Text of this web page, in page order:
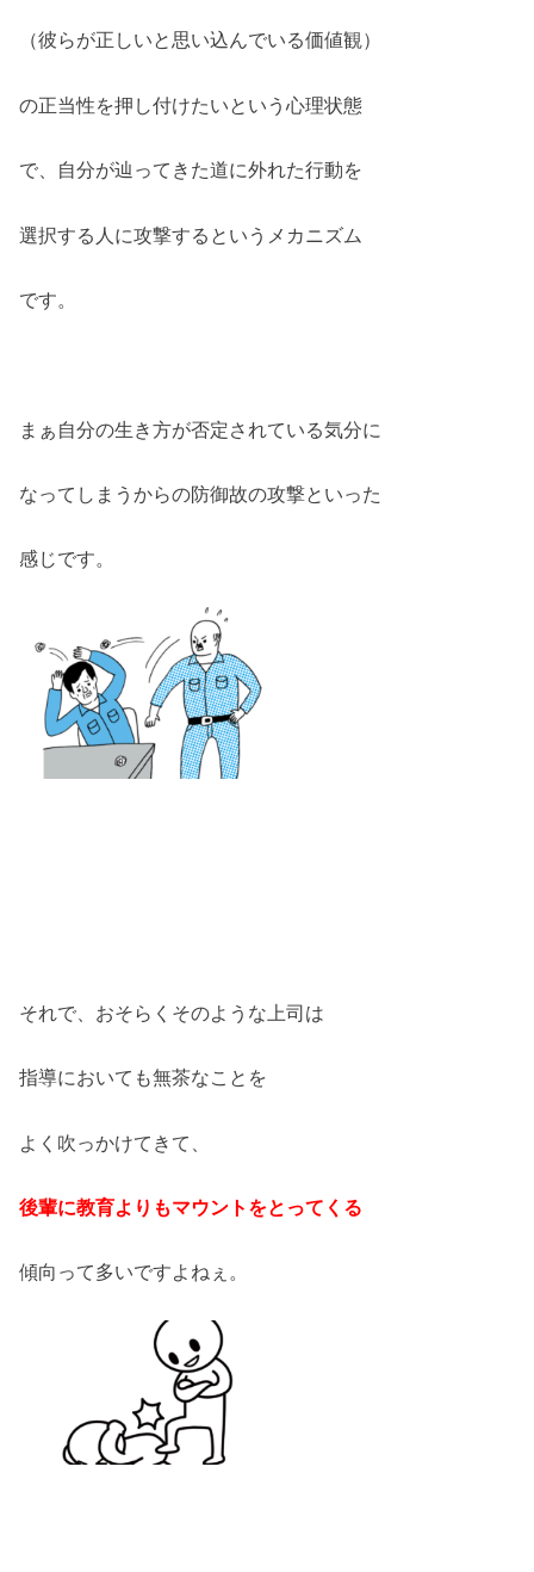
（彼らが正しいと思い込んでいる価値観）
の正当性を押し付けたいという心理状態
で、自分が辿ってきた道に外れた行動を
選択する人に攻撃するというメカニズム
です。
まぁ自分の生き方が否定されている気分に
なってしまうからの防御故の攻撃といった
感じです。
それで、おそらくそのような上司は
指導においても無茶なことを
よく吹っかけてきて、
後輩に教育よりもマウントをとってくる
傾向って多いですよねぇ。